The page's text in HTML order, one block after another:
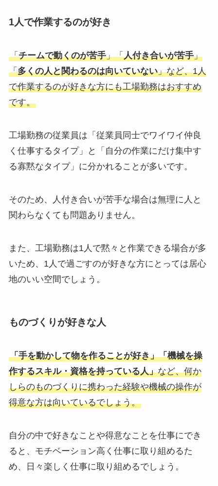
1人で作業するのが好き
「チームで動くのが苦手」「人付き合いが苦手」
「多くの人と関わるのは向いていない」など、1人
で作業するのが好きな方にも工場勤務はおすすめ
です。
工場勤務の従業員は「従業員同士でワイワイ仲良
く仕事するタイプ」と「自分の作業にだけ集中す
る寡黙なタイプ」に分かれることが多いです。
そのため、人付き合いが苦手な場合は無理に人と
関わらなくても問題ありません。
また、工場勤務は1人で黙々と作業できる場合が多
いため、1人で過ごすのが好きな方にとっては居心
地のいい空間でしょう。
ものづくりが好きな人
「手を動かして物を作ることが好き」「機械を操
作するスキル・資格を持っている人」など、何か
しらのものづくりに携わった経験や機械の操作が
得意な方は向いているでしょう。
自分の中で好きなことや得意なことを仕事にでき
ると、モチベーション高く仕事に取り組めるた
め、日々楽しく仕事に取り組めるでしょう。